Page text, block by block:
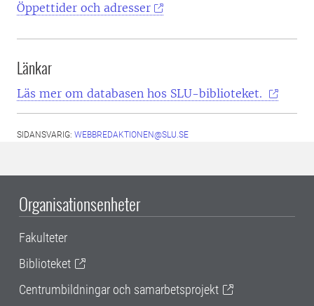
Öppettider och adresser
Länkar
Läs mer om databasen hos SLU-biblioteket.
SIDANSVARIG: WEBBREDAKTIONEN@SLU.SE
Organisationsenheter
Fakulteter
Biblioteket
Centrumbildningar och samarbetsprojekt